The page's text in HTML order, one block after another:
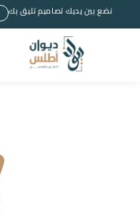
نضع بين يديك تصاميم تليق بك